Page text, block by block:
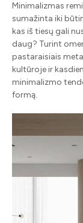
Minimalizmas
sumažinta iki
kas iš tiesų gali
daug? Turint
pastaraisiais
kultūroje ir
minimalizmo
formą.